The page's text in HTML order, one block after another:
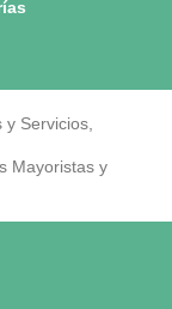
Servicios,
Mayoristas y